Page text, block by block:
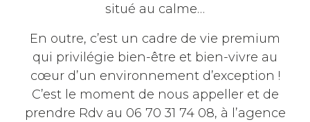
situé au calme…
En outre, c’est un cadre de vie premium
qui privilégie bien-être et bien-vivre au
cœur d’un environnement d’exception !
C’est le moment de nous appeller et de
prendre Rdv au 06 70 31 74 08, à l’agence